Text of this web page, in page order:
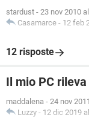
stardust - 23 nov 2010
Casamarce - 12 feb
12 risposte
Il mio PC
maddalena - 24 nov
Luzzy - 12 dic 2019